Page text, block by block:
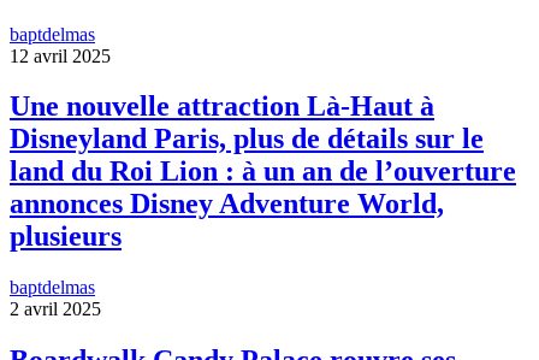
baptdelmas
12 avril 2025
Une nouvelle attraction Là-Haut à
Disneyland Paris, plus de détails sur le
land du Roi Lion : à un an de l’ouverture
annonces Disney Adventure World,
plusieurs
baptdelmas
2 avril 2025